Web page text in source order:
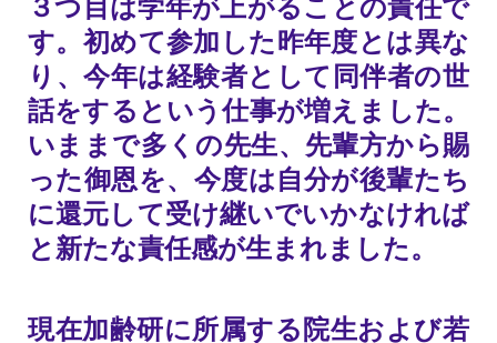
す。初めて参加した昨年度とは異な
り、今年は経験者として同伴者の世
話をするという仕事が増えました。
いままで多くの先生、先輩方から賜
った御恩を、今度は自分が後輩たち
に還元して受け継いでいかなければ
と新たな責任感が生まれました。
現在加齢研に所属する院生および若